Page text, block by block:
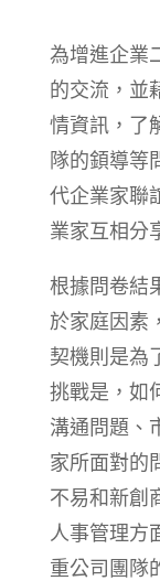
為增進企業
的交流，並
情資訊，了
隊的顉導等
代企業家聯
業家互相分
根據問卷結
於家庭因素
契機則是為
挑戰是，如
溝通問題、
家所面對的
不易和新創
人事管理方
重公司團隊